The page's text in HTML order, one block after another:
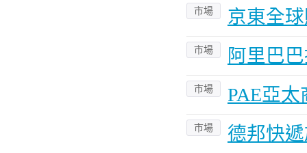
市場 京東全
市場 阿里巴
市場 PAE亞
市場 德邦快